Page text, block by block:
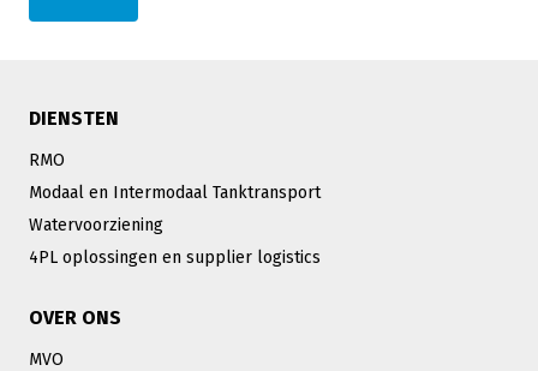
DIENSTEN
RMO
Modaal en Intermodaal Tanktransport
Watervoorziening
4PL oplossingen en supplier logistics
OVER ONS
MVO